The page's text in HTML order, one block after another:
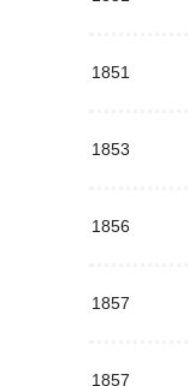
1851
1853
1856
1857
1857